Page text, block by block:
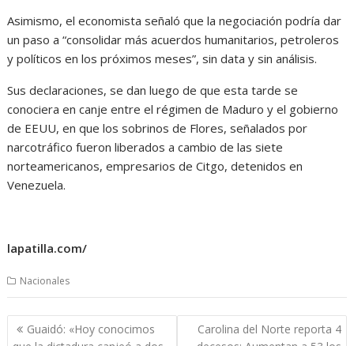
Asimismo, el economista señaló que la negociación podría dar
un paso a “consolidar más acuerdos humanitarios, petroleros
y políticos en los próximos meses”, sin data y sin análisis.
Sus declaraciones, se dan luego de que esta tarde se
conociera en canje entre el régimen de Maduro y el gobierno
de EEUU, en que los sobrinos de Flores, señalados por
narcotráfico fueron liberados a cambio de las siete
norteamericanos, empresarios de Citgo, detenidos en
Venezuela.
lapatilla.com/
Nacionales
Navegación
Guaidó: «Hoy conocimos
Carolina del Norte reporta 4